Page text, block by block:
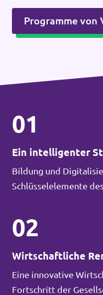
Programme von
01
Ein intelligenter
Bildung und
Schlüsselelemente
02
Wirtschaftliche
Eine innovative
Fortschritt der